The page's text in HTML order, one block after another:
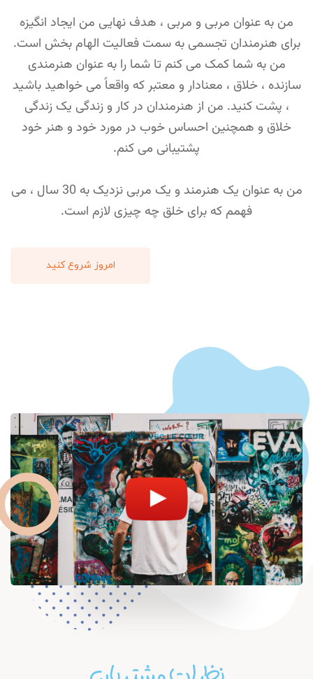
من به عنوان مربی و مربی ، هدف نهایی من ایجاد انگیزه
برای هنرمندان تجسمی به سمت فعالیت الهام بخش است.
من به شما کمک می کنم تا شما را به عنوان هنرمندی
سازنده ، خلاق ، معنادار و معتبر که واقعاً می خواهید باشید
، پشت کنید. من از هنرمندان در کار و زندگی یک زندگی
خلاق و همچنین احساس خوب در مورد خود و هنر خود
پشتیبانی می کنم.
من به عنوان یک هنرمند و یک مربی نزدیک به 30 سال ، می
فهمم که برای خلق چه چیزی لازم است.
امروز شروع کنید